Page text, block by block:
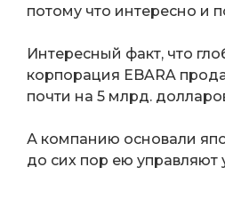
потому что интересно и
Интересный факт, что
корпорация EBARA
почти на 5 млрд.
А компанию основали
до сих пор ею управляют